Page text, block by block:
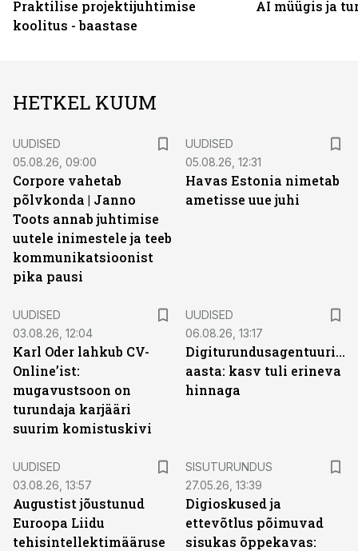
Praktilise projektijuhtimise
koolitus - baastase
AI müügis ja
HETKEL KUUM
UUDISED
05.08.26, 09:00
Corpore vahetab
põlvkonda | Janno
Toots annab juhtimise
uutele inimestele ja teeb
kommunikatsioonist
pika pausi
UUDISED
05.08.26, 12:31
Havas Estonia nimetab
ametisse uue juhi
UUDISED
03.08.26, 12:04
Karl Oder lahkub CV-
Online’ist:
mugavustsoon on
turundaja karjääri
suurim komistuskivi
UUDISED
06.08.26, 13:17
Digiturundusagentuuride
aasta: kasv tuli erineva
hinnaga
UUDISED
03.08.26, 13:57
Augustist jõustunud
Euroopa Liidu
tehisintellektimääruse
SISUTURUNDUS
27.05.26, 13:39
Digioskused ja
ettevõtlus põimuvad
sisukas õppekavas: